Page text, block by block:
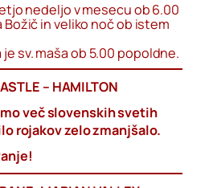
nedeljo v mesecu ob 6.00
Božič in veliko noč ob istem
sv. maša ob 5.00 popoldne.
– HAMILTON
več slovenskih svetih
rojakov zelo zmanjšalo.